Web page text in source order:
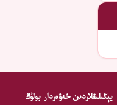
يېڭىلىقلاردىن خەۋەردار بولۇڭ